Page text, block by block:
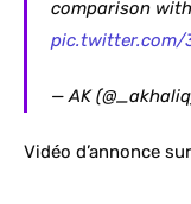
comparison
pic.twitter.com/
— AK
Vidéo d’annonce